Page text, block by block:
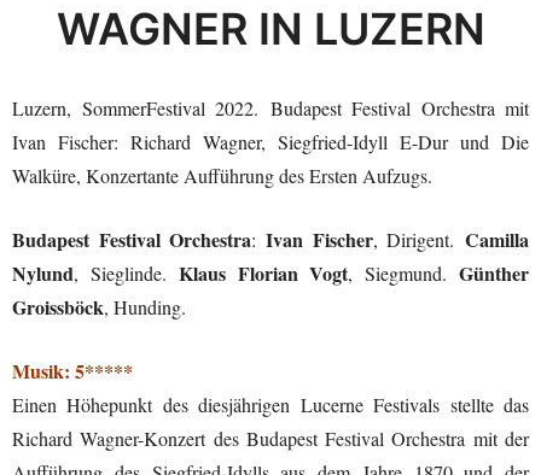
WAGNER IN LUZERN
Luzern, SommerFestival 2022. Budapest Festival Orchestra mit
Ivan Fischer: Richard Wagner, Siegfried-Idyll E-Dur und Die
Walküre, Konzertante Aufführung des Ersten Aufzugs.
Budapest Festival Orchestra:Ivan Fischer, Dirigent.Camilla
Nylund, Sieglinde. Klaus Florian Vogt, Siegmund. Günther
Groissböck, Hunding.
Musik: 5*****
Einen Höhepunkt des diesjährigen Lucerne Festivals stellte das
Richard Wagner-Konzert des Budapest Festival Orchestra mit der